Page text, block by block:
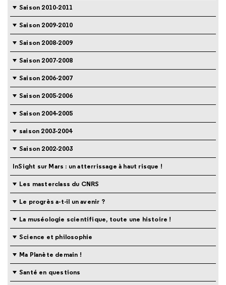
Saison 2010-2011
Saison 2009-2010
Saison 2008-2009
Saison 2007-2008
Saison 2006-2007
Saison 2005-2006
Saison 2004-2005
saison 2003-2004
Saison 2002-2003
InSight sur Mars : un atterrissage à haut risque !
Les masterclass du CNRS
Le progrès a-t-il un avenir ?
La muséologie scientifique, toute une histoire !
Science et philosophie
Ma Planète demain !
Santé en questions